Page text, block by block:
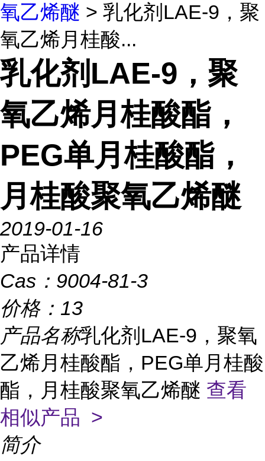
氧乙烯醚 > 乳化剂LAE-9，聚
氧乙烯月桂酸...
乳化剂LAE-9，聚
氧乙烯月桂酸酯，
PEG单月桂酸酯，
月桂酸聚氧乙烯醚
2019-01-16
产品详情
Cas： 9004-81-3
价格： 13
产品名称乳化剂LAE-9，聚氧
乙烯月桂酸酯，PEG单月桂酸
酯，月桂酸聚氧乙烯醚 查看
相似产品 >
简介